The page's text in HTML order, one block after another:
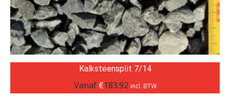
Kalksteensplit 7/14
Vanaf €183.92 incl. BTW